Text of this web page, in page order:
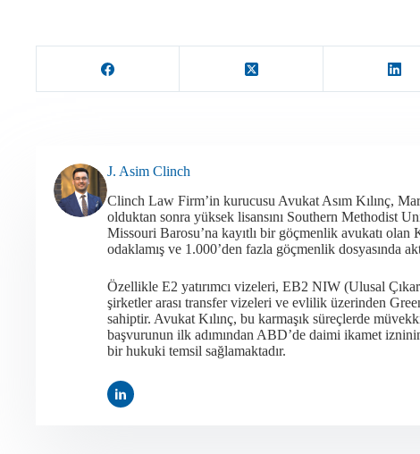
J. Asim Clinch
Clinch Law Firm’in kurucusu Avukat Asım Kılınç,
olduktan sonra yüksek lisansını Southern Methodist
Missouri Barosu’na kayıtlı bir göçmenlik avukatı
odaklamış ve 1.000’den fazla göçmenlik dosyasında
Özellikle E2 yatırımcı vizeleri, EB2 NIW (Ulusal
şirketler arası transfer vizeleri ve evlilik üzerinden
sahiptir. Avukat Kılınç, bu karmaşık süreçlerde
başvurunun ilk adımından ABD’de daimi ikamet
bir hukuki temsil sağlamaktadır.